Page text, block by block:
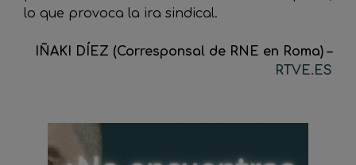
lo que provoca la ira sindical.
IÑAKI DÍEZ (Corresponsal de RNE en Roma) –
RTVE.ES